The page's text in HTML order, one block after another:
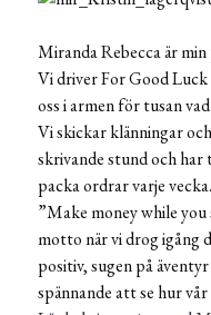
Miranda Rebecca är
Vi driver For Good
oss i armen för tusan
Vi skickar klänningar
skrivande stund och
packa ordrar varje vecka.
”Make money while
motto när vi drog igång
positiv, sugen på
spännande att se hur